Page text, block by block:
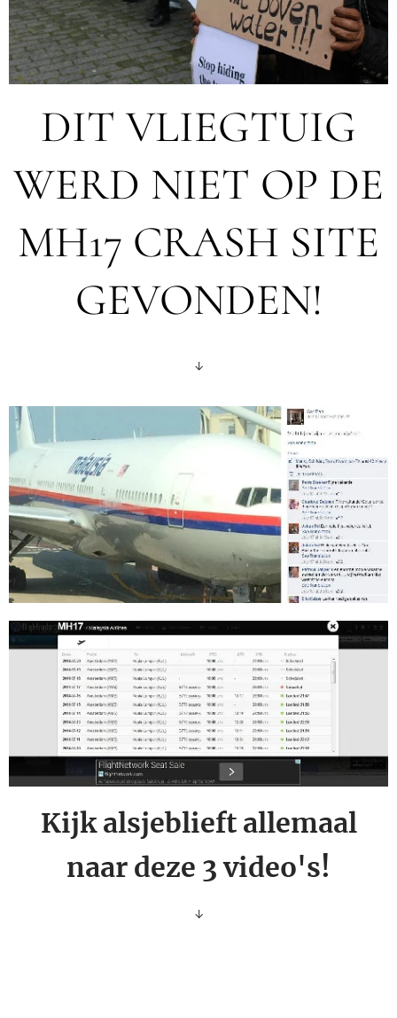
DIT VLIEGTUIG
WERD NIET OP DE
MH17 CRASH SITE
GEVONDEN!
↓
Kijk alsjeblieft allemaal
naar deze 3 video's!
↓